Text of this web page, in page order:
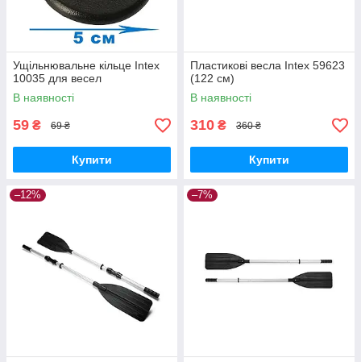
Ущільнювальне кільце Intex
10035 для весел
В наявності
59 ₴ 69 ₴
Купити
Пластикові весла Intex 59623
(122 см)
В наявності
310 ₴ 360 ₴
Купити
–12% –7%